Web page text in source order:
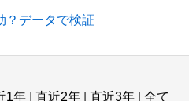
？データで検証
1年 直近2年 直近3年
全て